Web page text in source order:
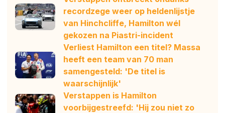
recordzege weer op heldenlijstje
van Hinchcliffe, Hamilton wél
gekozen na Piastri-incident
Verliest Hamilton een titel? Massa
heeft een team van 70 man
samengesteld: 'De titel is
waarschijnlijk'
Verstappen is Hamilton
voorbijgestreefd: 'Hij zou niet zo